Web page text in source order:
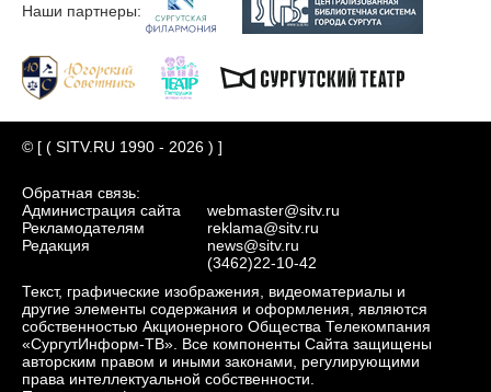
Наши партнеры:
© [ ( SITV.RU 1990 - 2026 ) ]
Обратная связь:
Администрация сайта
Рекламодателям
Редакция
webmaster@sitv.ru
reklama@sitv.ru
news@sitv.ru
(3462)22-10-42
Текст, графические изображения, видеоматериалы и
другие элементы содержания и оформления, являются
собственностью Акционерного Общества Телекомпания
«СургутИнформ-ТВ». Все компоненты Сайта защищены
авторским правом и иными законами, регулирующими
права интеллектуальной собственности.